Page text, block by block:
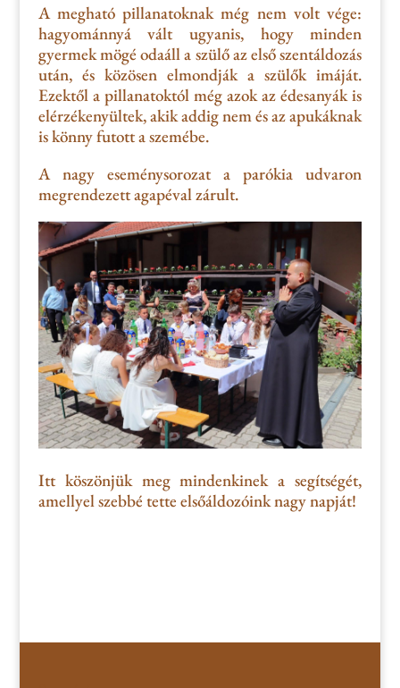
A megható pillanatoknak még nem volt vége:
hagyománnyá vált
ugyanis, hogy minden
gyermek mögé odaáll a szülő az elsőszentáldozás
után, és közösen elmondják a szülők imáját.
Ezektől a pillanatoktól még azok az édesanyák is
elérzékenyültek, akik addig nemés az apukáknak
is könny futott a szemébe.
A nagy eseménysorozat a parókia udvaron
megrendezett agapéval zárult.
Itt köszönjük meg mindenkinek a segítségét,
amellyel szebbé tette elsőáldozóink nagy napját!